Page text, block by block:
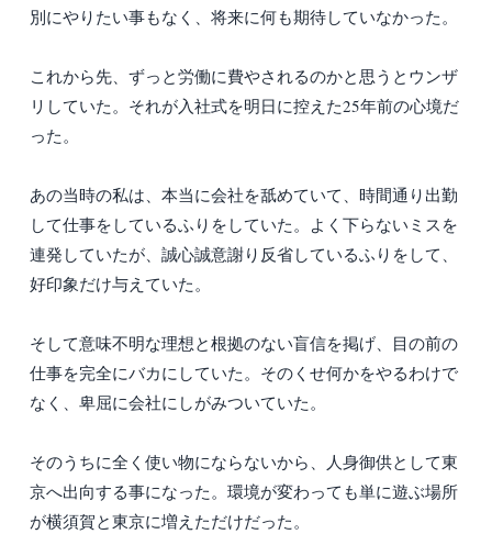
別にやりたい事もなく、将来に何も期待していなかった。
これから先、ずっと労働に費やされるのかと思うとウンザ
リしていた。それが入社式を明日に控えた25年前の心境だ
った。
あの当時の私は、本当に会社を舐めていて、時間通り出勤
して仕事をしているふりをしていた。よく下らないミスを
連発していたが、誠心誠意謝り反省しているふりをして、
好印象だけ与えていた。
そして意味不明な理想と根拠のない盲信を掲げ、目の前の
仕事を完全にバカにしていた。そのくせ何かをやるわけで
なく、卑屈に会社にしがみついていた。
そのうちに全く使い物にならないから、人身御供として東
京へ出向する事になった。環境が変わっても単に遊ぶ場所
が横須賀と東京に増えただけだった。